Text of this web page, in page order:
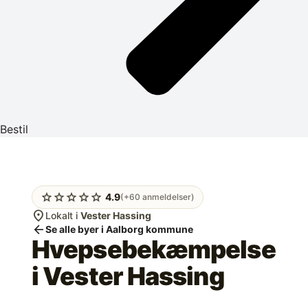
Bestil
starstarstarstarstar 4.9(+60 anmeldelser)
location_on Lokalt i Vester Hassing
arrow_backSe alle byer i Aalborg kommune
Hvepsebekæmpelse
iVester Hassing